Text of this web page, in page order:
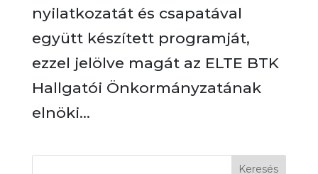
nyilatkozatát és csapatával
együtt készített programját,
ezzel jelölve magát az ELTE BTK
Hallgatói Önkormányzatának
elnöki...